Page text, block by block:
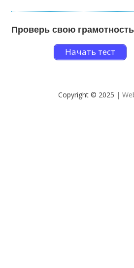
Проверь свою
Начать тест
Copyright © 2025 |